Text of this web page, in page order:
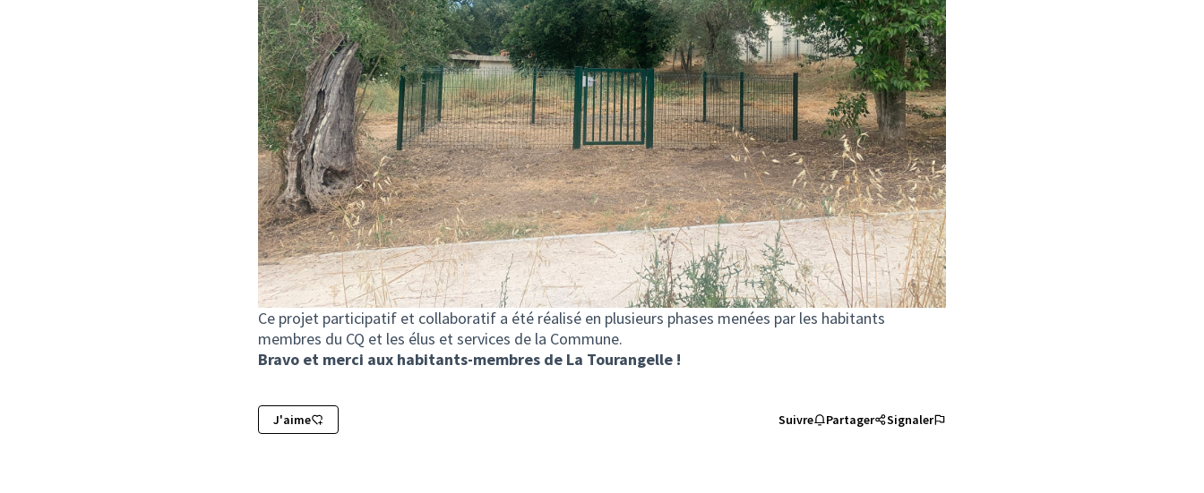
Ce projet participatif et collaboratif a été réalisé en plusieurs phases menées par les habitants
membres du CQ et les élus et services de la Commune.
Bravo et merci aux habitants-membres de La Tourangelle !
J'aime Suivre Partager Signaler